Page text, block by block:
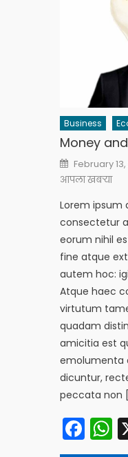
Business
Money
Posted
on
February 13,
आपला खबऱ्या
Lorem ipsum
consectetur
eorum nihil
fine atque
autem hoc:
Atque haec
virtutum
quadam
amicitia est
emolumenta
dicuntur,
peccata non